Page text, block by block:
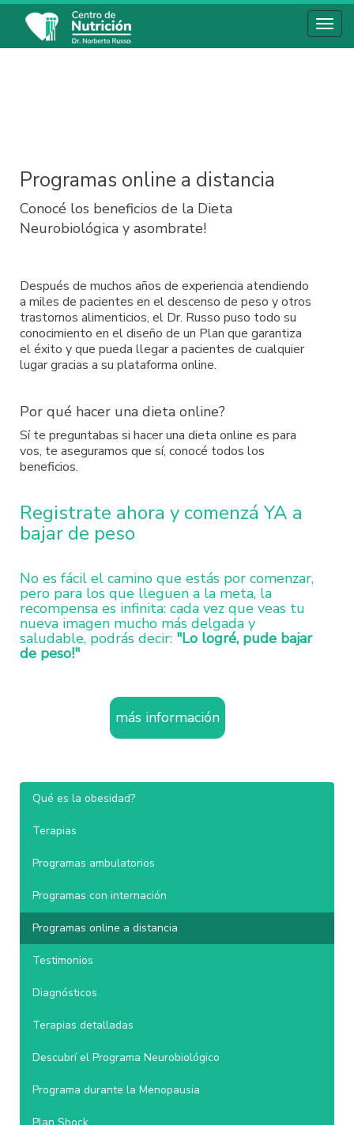
Programas online a distancia
Conocé los beneficios de la Dieta
Neurobiológica y asombrate!
Después de muchos años de experiencia atendiendo
a miles de pacientes en el descenso de peso y otros
trastornos alimenticios, el Dr. Russo puso todo su
conocimiento en el diseño de un Plan que garantiza
el éxito y que pueda llegar a pacientes de cualquier
lugar gracias a su plataforma online.
Por qué hacer una dieta online?
Sí te preguntabas si hacer una dieta online es para
vos, te aseguramos que sí, conocé todos los
beneficios.
Registrate ahora y comenzá YA a
bajar de peso
No es fácil el camino que estás por comenzar,
pero para los que lleguen a la meta, la
recompensa es infinita: cada vez que veas tu
nueva imagen mucho más delgada y
saludable, podrás decir: "Lo logré, pude bajar
de peso!"
más información
Qué es la obesidad?
Terapias
Programas ambulatorios
Programas con internación
Programas online a distancia
Testimonios
Diagnósticos
Terapias detalladas
Descubrí el Programa Neurobiológico
Programa durante la Menopausia